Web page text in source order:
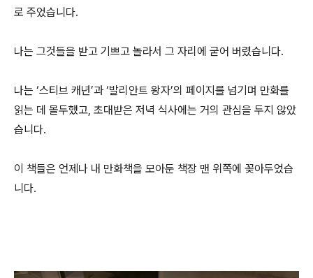
로 주었습니다.
나는 그것들을 받고 기쁘고 놀라서 그 자리에 굳어 버렸습니다.
나는 ‘스티브 캐년’과 ‘발리안트 왕자’의 페이지를 넘기며 만화를
읽는 데 몰두했고, 초대받은 저녁 식사에는 거의 관심을 두지 않았
습니다.
이 책들은 언제나 내 만화책을 모아둔 책장 맨 위쪽에 꽂아두었습
니다.